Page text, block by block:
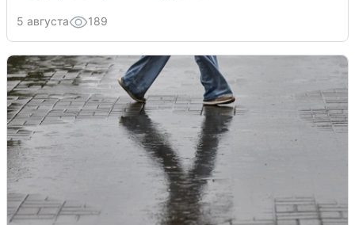
5 августа 189